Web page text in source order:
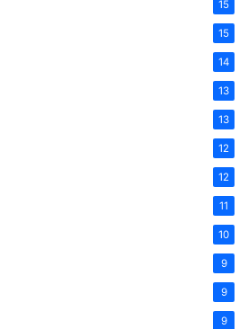
15
15
14
13
13
12
12
11
10
9
9
9